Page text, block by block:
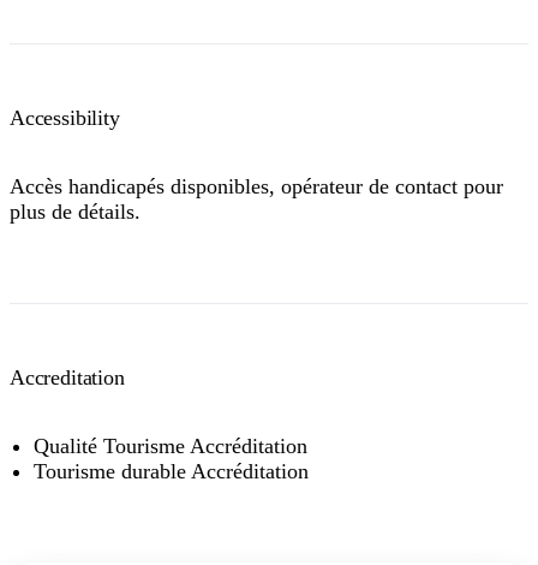
Accessibility
Accès handicapés disponibles, opérateur de contact pour
plus de détails.
Accreditation
Qualité Tourisme Accréditation
Tourisme durable Accréditation